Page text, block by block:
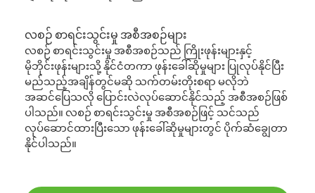
လစဉ် စာရင်းသွင်းမှု အစီအစဉ်များ
လစဉ် စာရင်းသွင်းမှု အစီအစဉ်သည် ကြိုးဖုန်းများနှင့်
မိုဘိုင်းဖုန်းများသို့ နိုင်ငံတကာ ဖုန်းခေါ်ဆိုမှုများ ပြုလုပ်နိုင်ပြီး
မည်သည့်အချိန်တွင်မဆို သက်တမ်းတိုးစရာ မလိုဘဲ
အဆင်ပြေသလို ပြောင်းလဲလုပ်ဆောင်နိုင်သည့် အစီအစဉ်ဖြစ်
ပါသည်။ လစဉ် စာရင်းသွင်းမှု အစီအစဉ်ဖြင့် သင်သည်
လုပ်ဆောင်ထားပြီးသော ဖုန်းခေါ်ဆိုမှုများတွင် ပိုက်ဆံချွေတာ
နိုင်ပါသည်။